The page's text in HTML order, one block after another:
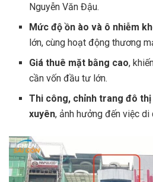
Nguyễn Văn Đậu.
Mức độ ồn ào và ô nhiễm
lớn, cùng hoạt động thương
Giá thuê mặt bằng cao,
cần vốn đầu tư lớn.
Thi công, chỉnh trang đô
xuyên, ảnh hưởng đến việc di